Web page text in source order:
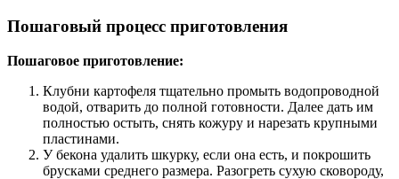
Пошаговый процесс приготовления
Пошаговое приготовление:
Клубни картофеля тщательно промыть водопроводной
водой, отварить до полной готовности. Далее дать им
полностью остыть, снять кожуру и нарезать крупными
пластинами.
У бекона удалить шкурку, если она есть, и покрошить
брусками среднего размера. Разогреть сухую сковороду,